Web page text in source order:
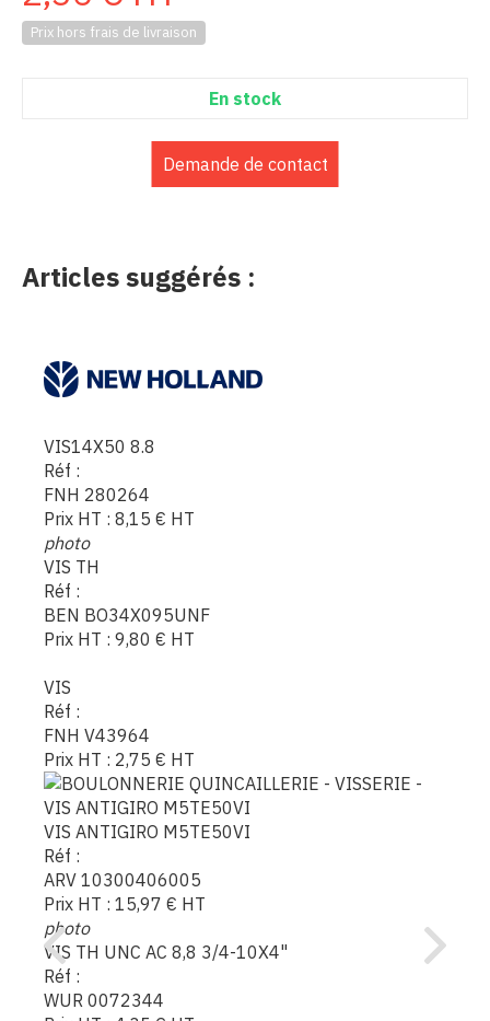
Prix hors frais de livraison
En stock
Demande de contact
Articles suggérés :
VIS14X50 8.8
Réf :
FNH 280264
Prix HT : 8,15 € HT
photo
VIS TH
Réf :
BEN BO34X095UNF
Prix HT : 9,80 € HT
VIS
Réf :
FNH V43964
Prix HT : 2,75 € HT
VIS ANTIGIRO M5TE50VI
Réf :
ARV 10300406005
Prix HT : 15,97 € HT
photo
VIS TH UNC AC 8,8 3/4-10X4"
Réf :
WUR 0072344